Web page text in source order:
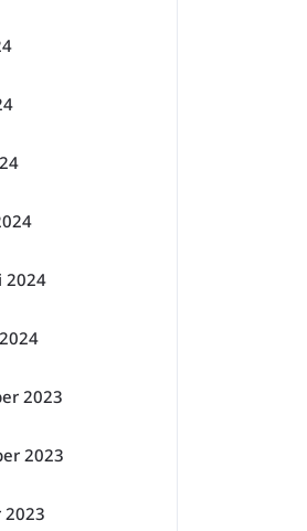
2024
2023
2023